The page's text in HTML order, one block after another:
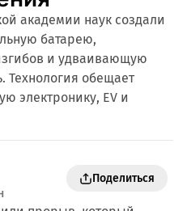
академии наук создали
батарею,
и удваивающую
Технология обещает
электронику, EV и
Поделиться